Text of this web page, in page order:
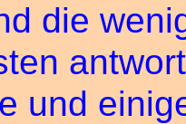
die
und